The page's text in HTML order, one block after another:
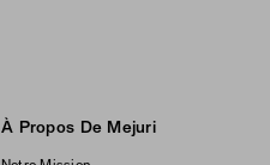
À Propos De Mejuri